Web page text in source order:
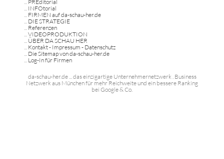
PREditorial
INFOtorial
FIRMEN auf da-schau-her.de
DIE STRATEGIE
Referenzen
VIDEOPRODUKTION
ÜBER DA SCHAU HER
Kontakt - Impressum - Datenschutz
Die Sitemap von da-schau-her.de
Log-In für Firmen
da-schau-her.de ... das einzigartige Unternehmernetzwerk . Business
Netzwerk aus München für mehr Reichweite und ein bessere Ranking
bei Google & Co.